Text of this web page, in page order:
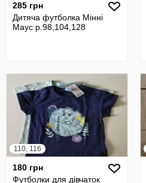
285 грн
Дитяча футболка Мінні
Маус р.98,104,128
110, 116
180 грн
Футболки для дівчаток